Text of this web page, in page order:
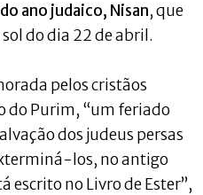
ano judaico, Nisan, que
do dia 22 de abril.
pelos cristãos
do Purim, “um feriado
dos judeus persas
los, no antigo
escrito no Livro de Ester”,